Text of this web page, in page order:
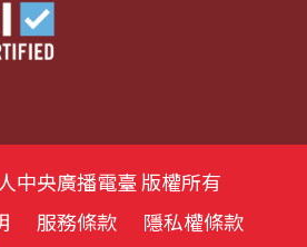
中央廣播電臺 版權所有
服務條款 隱私權條款